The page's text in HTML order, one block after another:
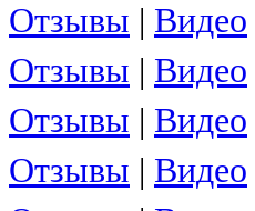
Отзывы | Видео
Отзывы | Видео
Отзывы | Видео
Отзывы | Видео